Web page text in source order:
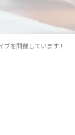
を開催しています！